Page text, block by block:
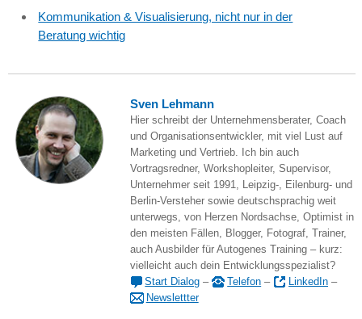
Kommunikation & Visualisierung, nicht nur in der
Beratung wichtig
Sven Lehmann
Hier schreibt der Unternehmensberater, Coach
und Organisationsentwickler, mit viel Lust auf
Marketing und Vertrieb. Ich bin auch
Vortragsredner, Workshopleiter, Supervisor,
Unternehmer seit 1991, Leipzig-, Eilenburg- und
Berlin-Versteher sowie deutschsprachig weit
unterwegs, von Herzen Nordsachse, Optimist in
den meisten Fällen, Blogger, Fotograf, Trainer,
auch Ausbilder für Autogenes Training – kurz:
vielleicht auch dein Entwicklungsspezialist?
Start Dialog – Telefon – LinkedIn –
Newslettter